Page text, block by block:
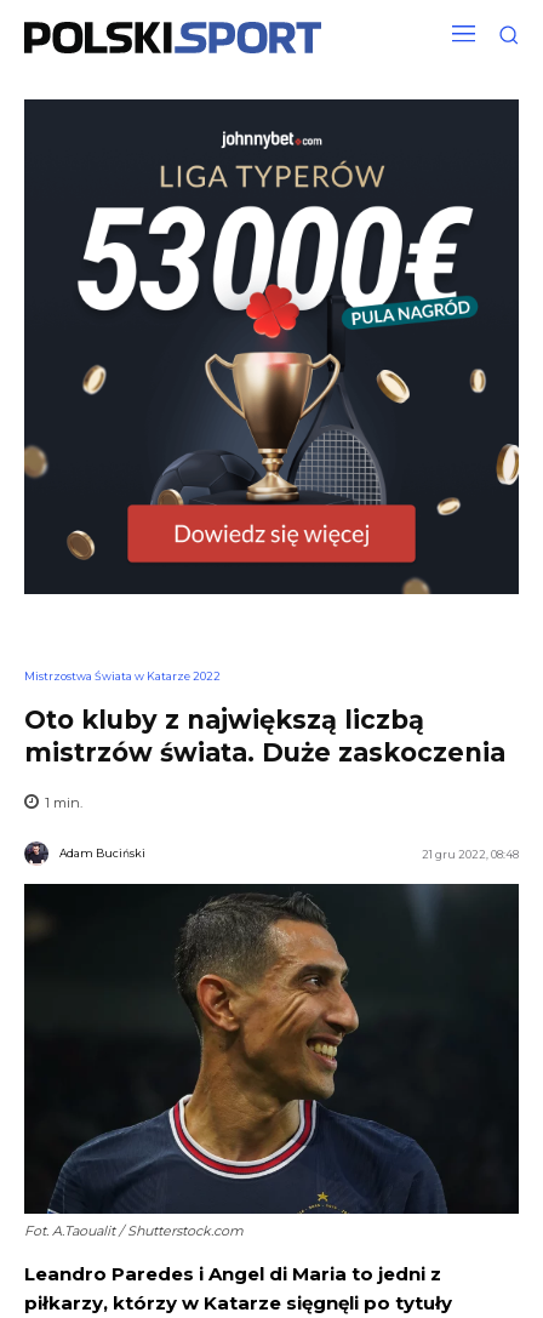
Mistrzostwa Świata w Katarze 2022
Oto kluby z największą liczbą
mistrzów świata. Duże zaskoczenia
1 min.
Adam Buciński 21 gru 2022, 08:48
Fot. A.Taoualit / Shutterstock.com
Leandro Paredes i Angel di Maria to jedni z
piłkarzy, którzy w Katarze sięgnęli po tytuły